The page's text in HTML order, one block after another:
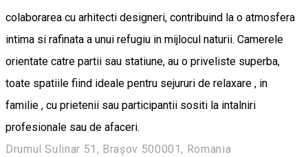
colaborarea cu arhitecti designeri, contribuind la o atmosfera
intima si rafinata a unui refugiu in mijlocul naturii. Camerele
orientate catre partii sau statiune, au o priveliste superba,
toate spatiile fiind ideale pentru sejururi de relaxare , in
familie , cu prietenii sau participantii sositi la intalniri
profesionale sau de afaceri.
Drumul Sulinar 51, Brașov 500001, Romania